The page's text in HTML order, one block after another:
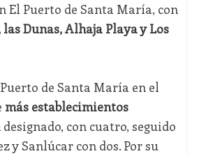
El Puerto de Santa María, con
Dunas, Alhaja Playa y Los
de Santa María en el
más establecimientos
con cuatro, seguido
y Sanlúcar con dos. Por su